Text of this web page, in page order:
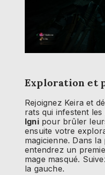
Exploration et
Rejoignez Keira et
rats qui infestent les
Ignipour brûler
ensuite votre
magicienne. Dans
entendrez un
mage masqué.
la gauche.